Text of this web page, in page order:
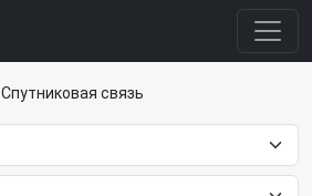
Спутниковая связь